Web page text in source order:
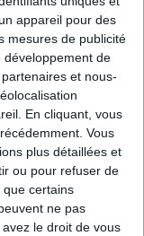
appareil pour des
mesures de publicité
de
et nous-
En cliquant, vous
Vous
plus détaillées et
ou pour refuser de
que certains
ne pas
le droit de vous
S'INSCRIRE